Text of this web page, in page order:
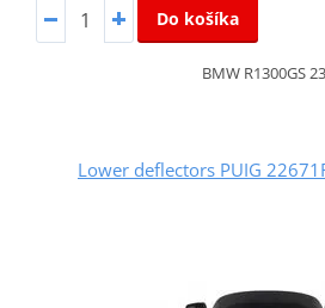
Do košíka
BMW R1300GS
Lower deflectors PUIG